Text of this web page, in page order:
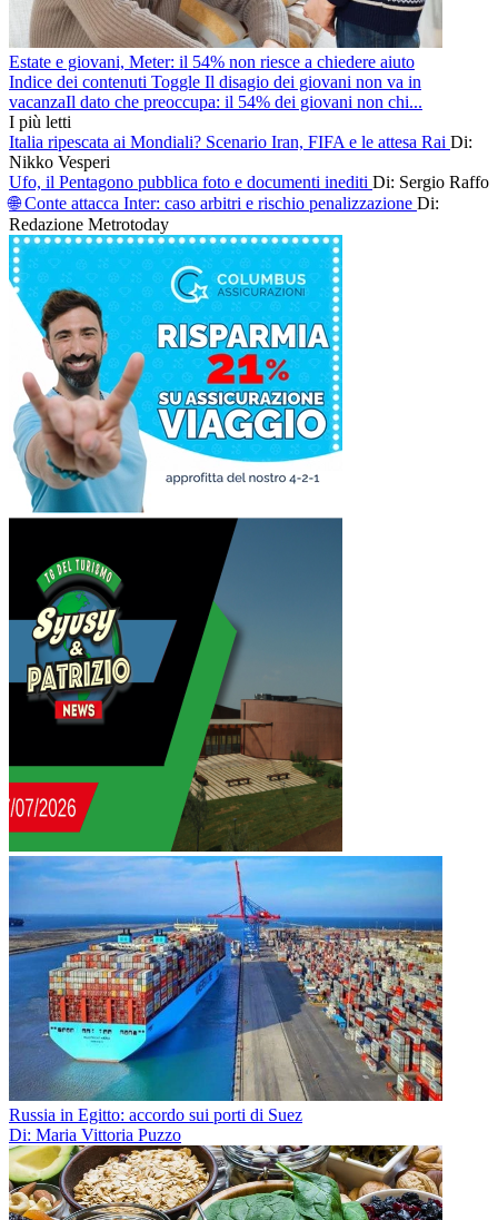
Estate e giovani, Meter: il 54% non riesce a chiedere aiuto
Indice dei contenuti Toggle Il disagio dei giovani non va in
vacanzaIl dato che preoccupa: il 54% dei giovani non chi...
I più letti
Italia ripescata ai Mondiali? Scenario Iran, FIFA e le attesa Rai Di:
Nikko Vesperi
Ufo, il Pentagono pubblica foto e documenti inediti Di: Sergio Raffo
🌐 Conte attacca Inter: caso arbitri e rischio penalizzazione Di:
Redazione Metrotoday
Russia in Egitto: accordo sui porti di Suez
Di: Maria Vittoria Puzzo